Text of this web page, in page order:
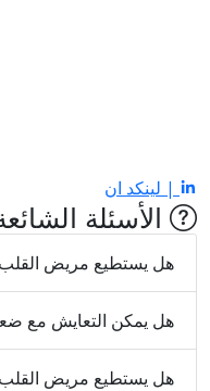
| لينكد ان
الأسئلة
هل يستطيع مريض
هل يمكن التعايش مع
هل يستطيع مريض القلب